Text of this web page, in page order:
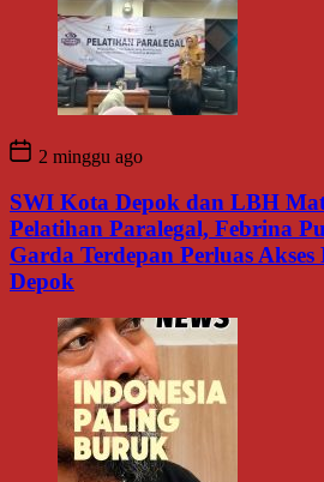
2 minggu ago
SWI Kota Depok dan LBH
Pelatihan Paralegal, Febrina
Garda Terdepan Perluas
Depok